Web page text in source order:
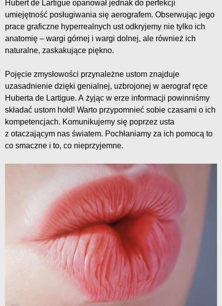
Hubert de Lartigue opanował jednak do perfekcji
umiejętność posługiwania się aerografem. Obserwując jego
prace graficzne hyperrealnych ust odkryjemy nie tylko ich
anatomię – wargi górnej i wargi dolnej, ale również ich
naturalne, zaskakujące piękno.
Pojęcie zmysłowości przynależne ustom znajduje
uzasadnienie dzięki genialnej, uzbrojonej w aerograf ręce
Huberta de Lartigue. A żyjąc w erze informacji powinniśmy
składać ustom hołd! Warto przypomnieć sobie czasami o ich
kompetencjach. Komunikujemy się poprzez usta
z otaczającym nas światem. Pochłaniamy za ich pomocą to
co smaczne i to, co nieprzyjemne.